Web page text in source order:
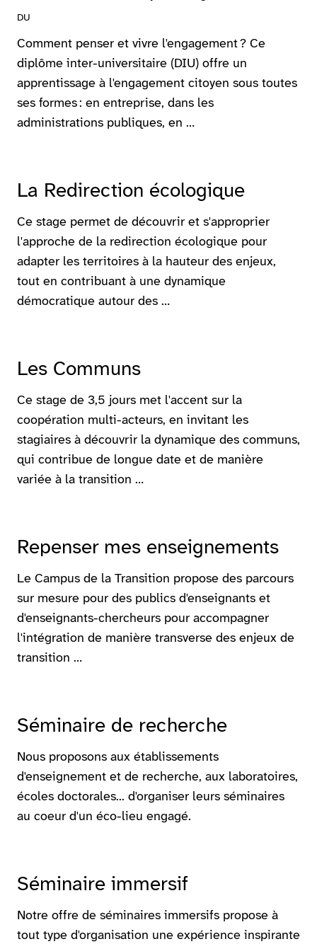
DU
Comment penser et vivre l'engagement ? Ce
diplôme inter-universitaire (DIU) offre un
apprentissage à l'engagement citoyen sous toutes
ses formes : en entreprise, dans les
administrations publiques, en …
La Redirection écologique
Ce stage permet de découvrir et s'approprier
l'approche de la redirection écologique pour
adapter les territoires à la hauteur des enjeux,
tout en contribuant à une dynamique
démocratique autour des …
Les Communs
Ce stage de 3,5 jours met l'accent sur la
coopération multi-acteurs, en invitant les
stagiaires à découvrir la dynamique des communs,
qui contribue de longue date et de manière
variée à la transition …
Repenser mes enseignements
Le Campus de la Transition propose des parcours
sur mesure pour des publics d'enseignants et
d'enseignants-chercheurs pour accompagner
l'intégration de manière transverse des enjeux de
transition …
Séminaire de recherche
Nous proposons aux établissements
d'enseignement et de recherche, aux laboratoires,
écoles doctorales... d'organiser leurs séminaires
au coeur d'un éco-lieu engagé.
Séminaire immersif
Notre offre de séminaires immersifs propose à
tout type d'organisation une expérience inspirante